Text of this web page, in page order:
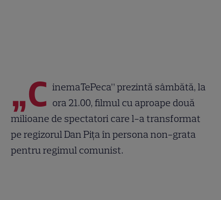
„C inemaTePeca” prezintă sâmbătă, la
ora 21.00, filmul cu aproape două
milioane de spectatori care l-a transformat
pe regizorul Dan Pița în persona non-grata
pentru regimul comunist.